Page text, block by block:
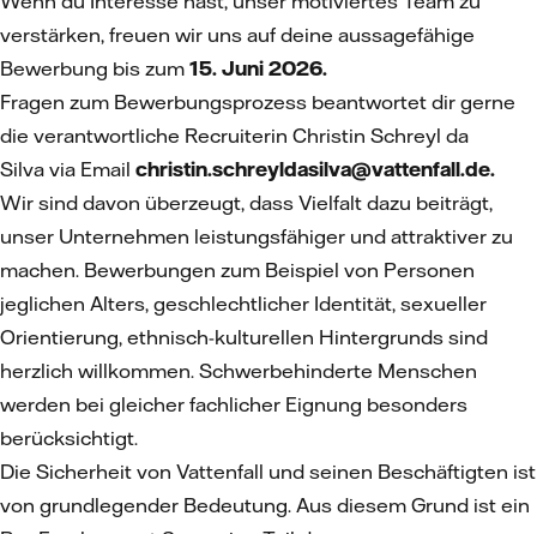
verstärken, freuen wir uns auf deine aussagefähige
Bewerbung bis zum 15. Juni 2026.
Fragen zum Bewerbungsprozess beantwortet dir gerne
die verantwortliche Recruiterin Christin Schreyl da
Silva via Email christin.schreyldasilva@vattenfall.de.
Wir sind davon überzeugt, dass Vielfalt dazu beiträgt,
unser Unternehmen leistungsfähiger und attraktiver zu
machen. Bewerbungen zum Beispiel von Personen
jeglichen Alters, geschlechtlicher Identität, sexueller
Orientierung, ethnisch-kulturellen Hintergrunds sind
herzlich willkommen. Schwerbehinderte Menschen
werden bei gleicher fachlicher Eignung besonders
berücksichtigt.
Die Sicherheit von Vattenfall und seinen Beschäftigten ist
von grundlegender Bedeutung. Aus diesem Grund ist ein